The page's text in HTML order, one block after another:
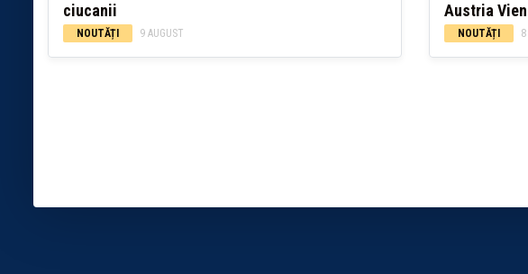
ciucanii
NOUTĂȚI 9 AUGUST
Austria
NOUTĂȚI